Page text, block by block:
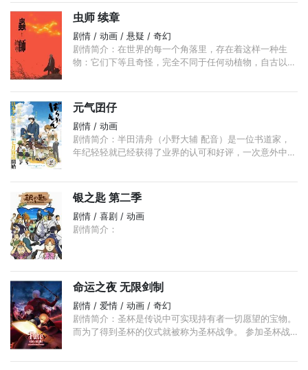
虫师 续章
剧情 / 动画 / 悬疑 / 奇幻
剧情简介：在世界的每一个角落里，存在着这样一种生
物：它们下等且奇怪，完全不同于任何动植物，自古以来
的世界。 ...
元气囝仔
剧情 / 动画
剧情简介：半田清舟（小野大辅 配音）是一位书道家，
年纪轻轻就已经获得了业界的认可和好评，一次意外中，
银之匙 第二季
剧情 / 喜剧 / 动画
剧情简介：
命运之夜 无限剑制
剧情 / 爱情 / 动画 / 奇幻
剧情简介：圣杯是传说中可实现持有者一切愿望的宝物。
而为了得到圣杯的仪式就被称为圣杯战争。 参加圣杯战